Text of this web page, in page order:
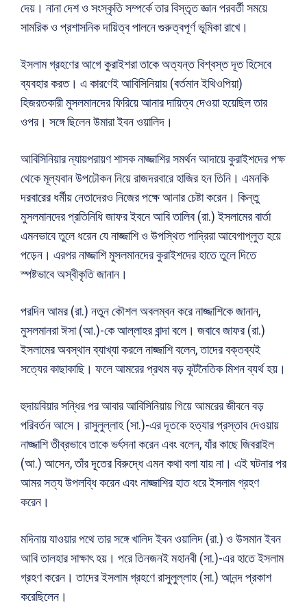
দেয়। নানা দেশ ও সংস্কৃতি সম্পর্কে তার বিস্তৃত জ্ঞান পরবর্তী সময়ে
সামরিক ও প্রশাসনিক দায়িত্ব পালনে গুরুত্বপূর্ণ ভূমিকা রাখে।
ইসলাম গ্রহণের আগে কুরাইশরা তাকে অত্যন্ত বিশ্বস্ত দূত হিসেবে
ব্যবহার করত। এ কারণেই আবিসিনিয়ায় (বর্তমান ইথিওপিয়া)
হিজরতকারী মুসলমানদের ফিরিয়ে আনার দায়িত্ব দেওয়া হয়েছিল তার
ওপর। সঙ্গে ছিলেন উমারা ইবন ওয়ালিদ।
আবিসিনিয়ার ন্যায়পরায়ণ শাসক নাজ্জাশির সমর্থন আদায়ে কুরাইশদের পক্ষ
থেকে মূল্যবান উপঢৌকন নিয়ে রাজদরবারে হাজির হন তিনি। এমনকি
দরবারের ধর্মীয় নেতাদেরও নিজের পক্ষে আনার চেষ্টা করেন। কিন্তু
মুসলমানদের প্রতিনিধি জাফর ইবনে আবি তালিব (রা.) ইসলামের বার্তা
এমনভাবে তুলে ধরেন যে নাজ্জাশি ও উপস্থিত পাদ্রিরা আবেগাপ্লুত হয়ে
পড়েন। এরপর নাজ্জাশি মুসলমানদের কুরাইশদের হাতে তুলে দিতে
স্পষ্টভাবে অস্বীকৃতি জানান।
পরদিন আমর (রা.) নতুন কৌশল অবলম্বন করে নাজ্জাশিকে জানান,
মুসলমানরা ঈসা (আ.)-কে আল্লাহর বান্দা বলে। জবাবে জাফর (রা.)
ইসলামের অবস্থান ব্যাখ্যা করলে নাজ্জাশি বলেন, তাদের বক্তব্যই
সত্যের কাছাকাছি। ফলে আমরের প্রথম বড় কূটনৈতিক মিশন ব্যর্থ হয়।
হুদায়বিয়ার সন্ধির পর আবার আবিসিনিয়ায় গিয়ে আমরের জীবনে বড়
পরিবর্তন আসে। রাসুলুল্লাহ (সা.)-এর দূতকে হত্যার প্রস্তাব দেওয়ায়
নাজ্জাশি তীব্রভাবে তাকে ভর্ৎসনা করেন এবং বলেন, যাঁর কাছে জিবরাইল
(আ.) আসেন, তাঁর দূতের বিরুদ্ধে এমন কথা বলা যায় না। এই ঘটনার পর
আমর সত্য উপলব্ধি করেন এবং নাজ্জাশির হাত ধরে ইসলাম গ্রহণ
করেন।
মদিনায় যাওয়ার পথে তার সঙ্গে খালিদ ইবন ওয়ালিদ (রা.) ও উসমান ইবন
আবি তালহার সাক্ষাৎ হয়। পরে তিনজনই মহানবী (সা.)-এর হাতে ইসলাম
গ্রহণ করেন। তাদের ইসলাম গ্রহণে রাসুলুল্লাহ (সা.) আনন্দ প্রকাশ
করেছিলেন।